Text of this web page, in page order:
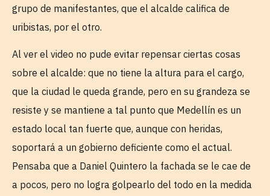
grupo de manifestantes, que el alcalde califica de
uribistas, por el otro.
Al ver el video no pude evitar repensar ciertas cosas
sobre el alcalde: que no tiene la altura para el cargo,
que la ciudad le queda grande, pero en su grandeza se
resiste y se mantiene a tal punto que Medellín es un
estado local tan fuerte que, aunque con heridas,
soportará a un gobierno deficiente como el actual.
Pensaba que a Daniel Quintero la fachada se le cae de
a pocos, pero no logra golpearlo del todo en la medida